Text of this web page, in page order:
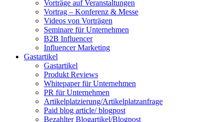
Vorträge auf Veranstaltungen
Vortrag – Konferenz & Messe
Videos von Vorträgen
Seminare für Unternehmen
B2B Influencer
Influencer Marketing
Gastartikel
Gastartikel
Produkt Reviews
Whitepaper für Unternehmen
PR für Unternehmen
Artikelplatzierung/Artikelplatzanfrage
Paid blog article/ blogpost
Bezahlter Blogartikel/Blogpost